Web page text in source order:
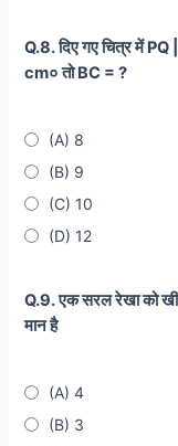
Q.8. दिए गए चित्र में
cm० तो BC = ?
(A) 8
(B) 9
(C) 10
(D) 12
Q.9. एक सरल रेखा को
मान है
(A) 4
(B) 3